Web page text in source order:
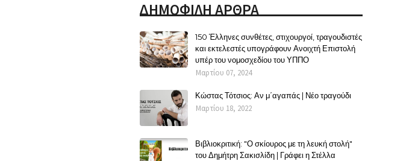
ΔΗΜΟΦΙΛΗ ΑΡΘΡΑ
150 Έλληνες συνθέτες, στιχουργοί, τραγουδιστές
και εκτελεστές υπογράφουν Ανοιχτή Επιστολή
υπέρ του νομοσχεδίου του ΥΠΠΟ
Μαρτίου 07, 2024
Κώστας Τότσιος: Αν μ΄αγαπάς | Νέο τραγούδι
Μαρτίου 18, 2022
Βιβλιοκριτική: "Ο σκίουρος με τη λευκή στολή"
του Δημήτρη Σακισλίδη | Γράφει η Στέλλα